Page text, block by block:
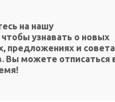
на нашу
чтобы узнавать о новых
предложениях и
Вы можете отписаться